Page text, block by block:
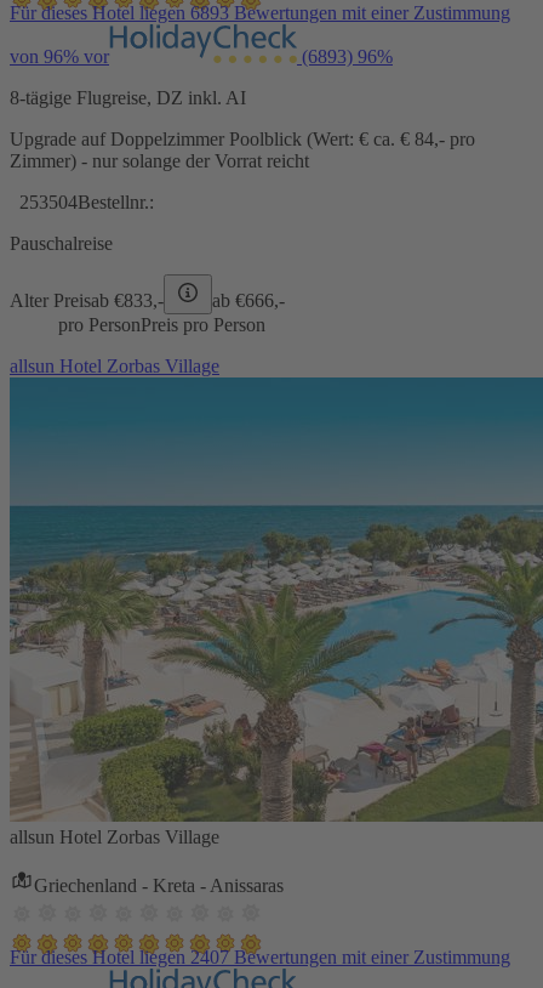
Für dieses Hotel liegen 6893 Bewertungen mit einer Zustimmung
von 96% vor (6893) 96%
8-tägige Flugreise, DZ inkl. AI
Upgrade auf Doppelzimmer Poolblick (Wert: € ca. € 84,- pro
Zimmer) - nur solange der Vorrat reicht
253504Bestellnr.:
Pauschalreise
Alter Preisab €833,- ab €666,-
pro PersonPreis pro Person
allsun Hotel Zorbas Village
allsun Hotel Zorbas Village
Griechenland - Kreta - Anissaras
Für dieses Hotel liegen 2407 Bewertungen mit einer Zustimmung